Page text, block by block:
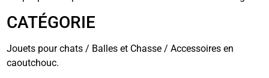
CATÉGORIE
Jouets pour chats / Balles et Chasse / Accessoires en
caoutchouc.